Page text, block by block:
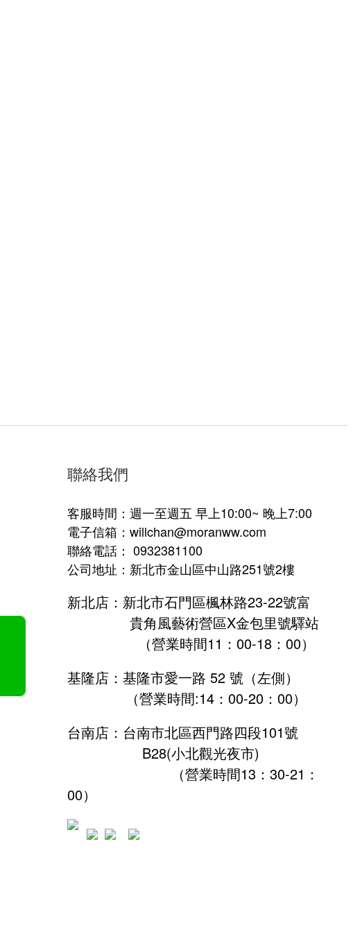
聯絡我們
客服時間：週一至週五 早上10:00~ 晚上7:00
電子信箱：willchan@moranww.com
聯絡電話： 0932381100
公司地址：新北市金山區中山路251號2樓
新北店：新北市石門區楓林路23-22號富
貴角風藝術營區X金包里號驛站
（營業時間11：00-18：00）
基隆店：基隆市愛一路 52 號（左側）
（營業時間:14：00-20：00）
台南店：台南市北區西門路四段101號
B28(小北觀光夜市)
（營業時間13：30-21：
00）